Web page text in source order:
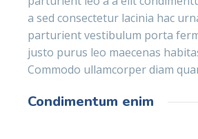
a sed consectetur lacinia hac
parturient vestibulum porta
justo purus leo maecenas
Commodo ullamcorper diam
Condimentum enim